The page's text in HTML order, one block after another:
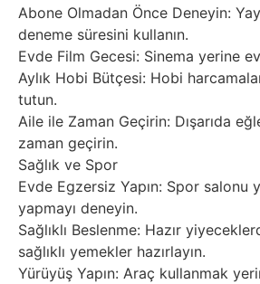
Abone Olmadan Önce Deneyin:
deneme süresini kullanın.
Evde Film Gecesi: Sinema yerine
Aylık Hobi Bütçesi: Hobi
tutun.
Aile ile Zaman Geçirin: Dışarıda
zaman geçirin.
Sağlık ve Spor
Evde Egzersiz Yapın: Spor salonu
yapmayı deneyin.
Sağlıklı Beslenme: Hazır
sağlıklı yemekler hazırlayın.
Yürüyüş Yapın: Araç kullanmak